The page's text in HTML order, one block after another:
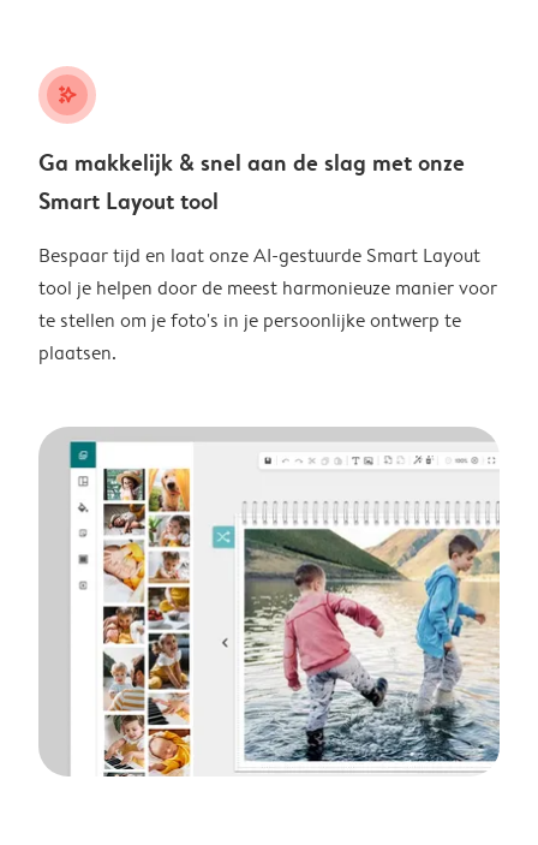
stars_plus
Ga makkelijk & snel aan de slag met onze
Smart Layout tool
Bespaar tijd en laat onze AI-gestuurde Smart Layout
tool je helpen door de meest harmonieuze manier voor
te stellen om je foto's in je persoonlijke ontwerp te
plaatsen.